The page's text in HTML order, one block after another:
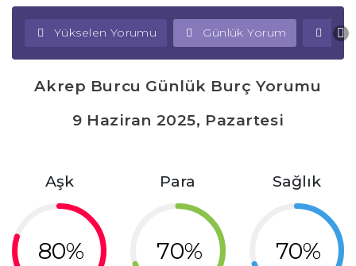
Yükselen Yorumu Günlük Yorum
Akrep Burcu Günlük Burç Yorumu
9 Haziran 2025, Pazartesi
Aşk
80%
Para
70%
Sağlık
70%